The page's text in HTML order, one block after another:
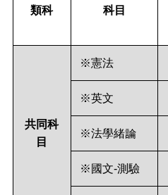
類科 科目
共同科
目
※憲法
※英文
※法學緒論
※國文-測驗